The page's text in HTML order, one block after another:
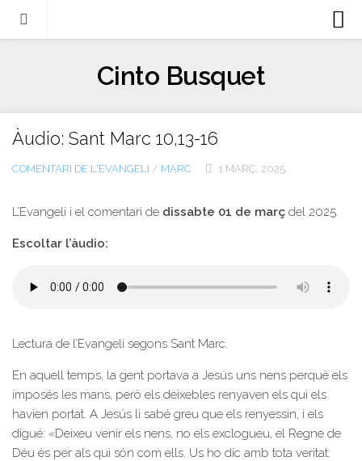
Llibres
Escrits-articles
Notícies
Contacte
Cinto Busquet
Àudio: Sant Marc 10,13-16
COMENTARI DE L'EVANGELI / MARC 1 MARÇ, 2025
L’Evangeli i el comentari de dissabte 01 de març del 2025.
Escoltar l’àudio:
Lectura de l’Evangeli segons Sant Marc.
En aquell temps, la gent portava a Jesús uns nens perquè els
imposés les mans, però els deixebles renyaven els qui els
havien portat. A Jesús li sabé greu que els renyessin, i els
digué: «Deixeu venir els nens, no els exclogueu, el Regne de
Déu és per als qui són com ells. Us ho dic amb tota veritat: